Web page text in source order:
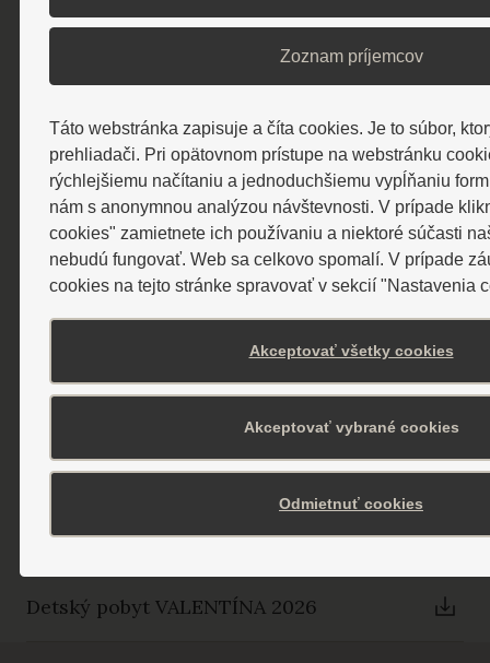
Cenník WELLNESS SPA
Cenník procedúr
Cenník vstupov a masáží hotela
Alexander****
Prechodné ubytovanie a stravovanie
Cenník parkovísk
Vybrané cenníky pobytov 2026
Poplatok za domáce zvieratko
Škola v prírode 2026
Detský pobyt VALENTÍNA 2026
Zoznam príjemcov
Táto webstránka zapisuje a číta cookies. Je to súbor,
prehliadači. Pri opätovnom prístupe na webstránku
rýchlejšiemu načítaniu a jednoduchšiemu vypĺňaniu
nám s anonymnou analýzou návštevnosti. V prípade
cookies" zamietnete ich používaniu a niektoré súčasti
nebudú fungovať. Web sa celkovo spomalí. V prípade
cookies na tejto stránke spravovať v sekcií "Nastavenia
Akceptovať všetky cookies
Akceptovať vybrané cookies
Odmietnuť cookies